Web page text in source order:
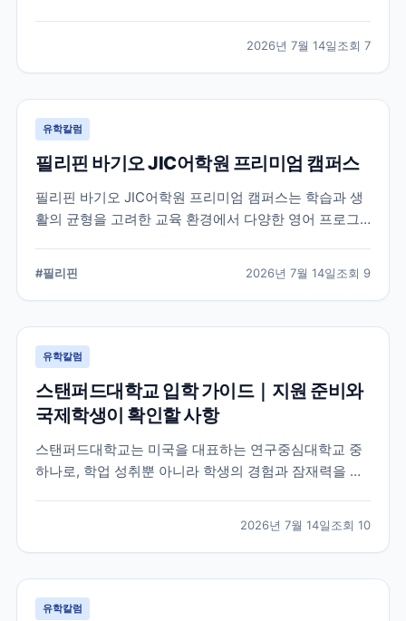
2026년 7월 14일조회 7
유학칼럼
필리핀 바기오 JIC어학원 프리미엄 캠퍼스
필리핀 바기오 JIC어학원 프리미엄 캠퍼스는 학습과 생
활의 균형을 고려한 교육 환경에서 다양한 영어 프로그
했습니다.
#필리핀 2026년 7월 14일조회 9
유학칼럼
스탠퍼드대학교 입학 가이드｜지원 준비와
국제학생이 확인할 사항
스탠퍼드대학교는 미국을 대표하는 연구중심대학교 중
하나로, 학업 성취뿐 아니라 학생의 경험과 잠재력을 종
확인이 필요한 정보를 함께 정리했습니다.
2026년 7월 14일조회 10
유학칼럼